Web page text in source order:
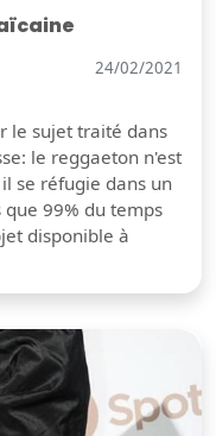
24/02/2021
le sujet traité dans
le reggaeton n'est
se réfugie dans un
99% du temps
disponible à